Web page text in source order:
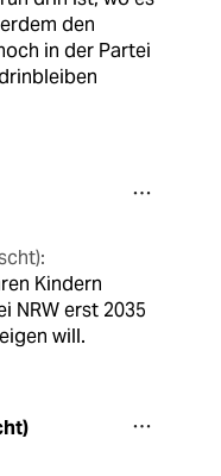
den
in der Partei
Kindern
NRW erst 2035
will.